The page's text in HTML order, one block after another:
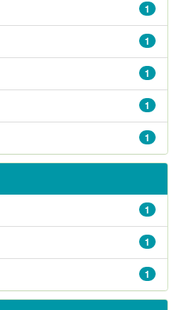
1
1
1
1
1
1
1
1